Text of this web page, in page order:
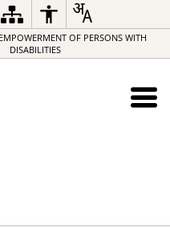
OF PERSONS WITH
DISABILITIES